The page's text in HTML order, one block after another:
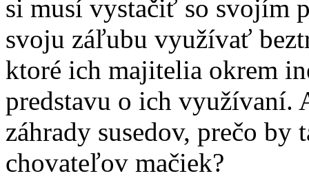
si musí vystačiť so svojím
svoju záľubu využívať
ktoré ich majitelia okrem
predstavu o ich využívaní.
záhrady susedov, prečo
chovateľov mačiek?